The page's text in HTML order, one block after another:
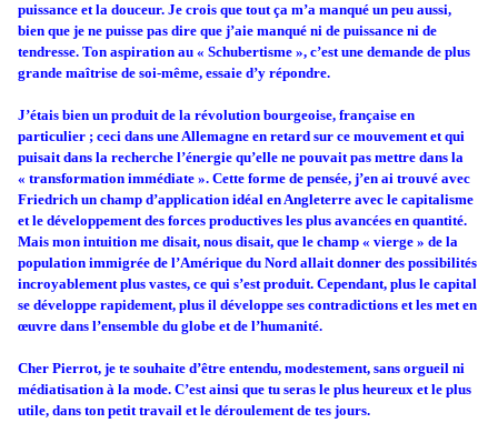
puissance et la douceur. Je crois que tout ça m’a manqué un peu aussi,
bien que je ne puisse pas dire que j’aie manqué ni de puissance ni de
tendresse. Ton aspiration au « Schubertisme », c’est une demande de plus
grande maîtrise de soi-même, essaie d’y répondre.
J’étais bien un produit de la révolution bourgeoise, française en
particulier ; ceci dans une Allemagne en retard sur ce mouvement et qui
puisait dans la recherche l’énergie qu’elle ne pouvait pas mettre dans la
« transformation immédiate ». Cette forme de pensée, j’en ai trouvé avec
Friedrich un champ d’application idéal en Angleterre avec le capitalisme
et le développement des forces productives les plus avancées en quantité.
Mais mon intuition me disait, nous disait, que le champ « vierge » de la
population immigrée de l’Amérique du Nord allait donner des possibilités
incroyablement plus vastes, ce qui s’est produit. Cependant, plus le capital
se développe rapidement, plus il développe ses contradictions et les met en
œuvre dans l’ensemble du globe et de l’humanité.
Cher Pierrot, je te souhaite d’être entendu, modestement, sans orgueil ni
médiatisation à la mode. C’est ainsi que tu seras le plus heureux et le plus
utile, dans ton petit travail et le déroulement de tes jours.